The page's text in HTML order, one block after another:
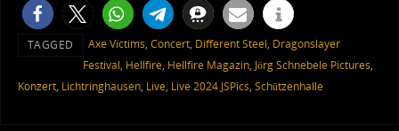
TAGGED Axe Victims, Concert, Different Steel, Dragonslayer
Festival, Hellfire, Hellfire Magazin, Jörg Schnebele Pictures,
Konzert, Lichtringhausen, Live, Live 2024 JSPics, Schützenhalle